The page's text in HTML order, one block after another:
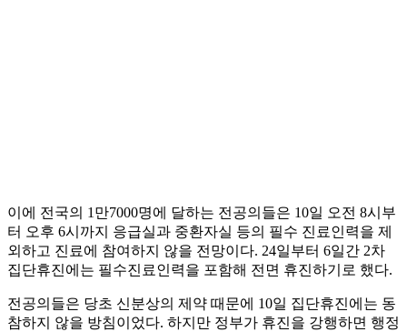
이에 전국의 1만7000명에 달하는 전공의들은 10일 오전 8시부
터 오후 6시까지 응급실과 중환자실 등의 필수 진료인력을 제
외하고 진료에 참여하지 않을 전망이다. 24일부터 6일간 2차
집단휴진에는 필수진료인력을 포함해 전면 휴진하기로 했다.
전공의들은 당초 신분상의 제약 때문에 10일 집단휴진에는 동
참하지 않을 방침이었다. 하지만 정부가 휴진을 강행하면 행정